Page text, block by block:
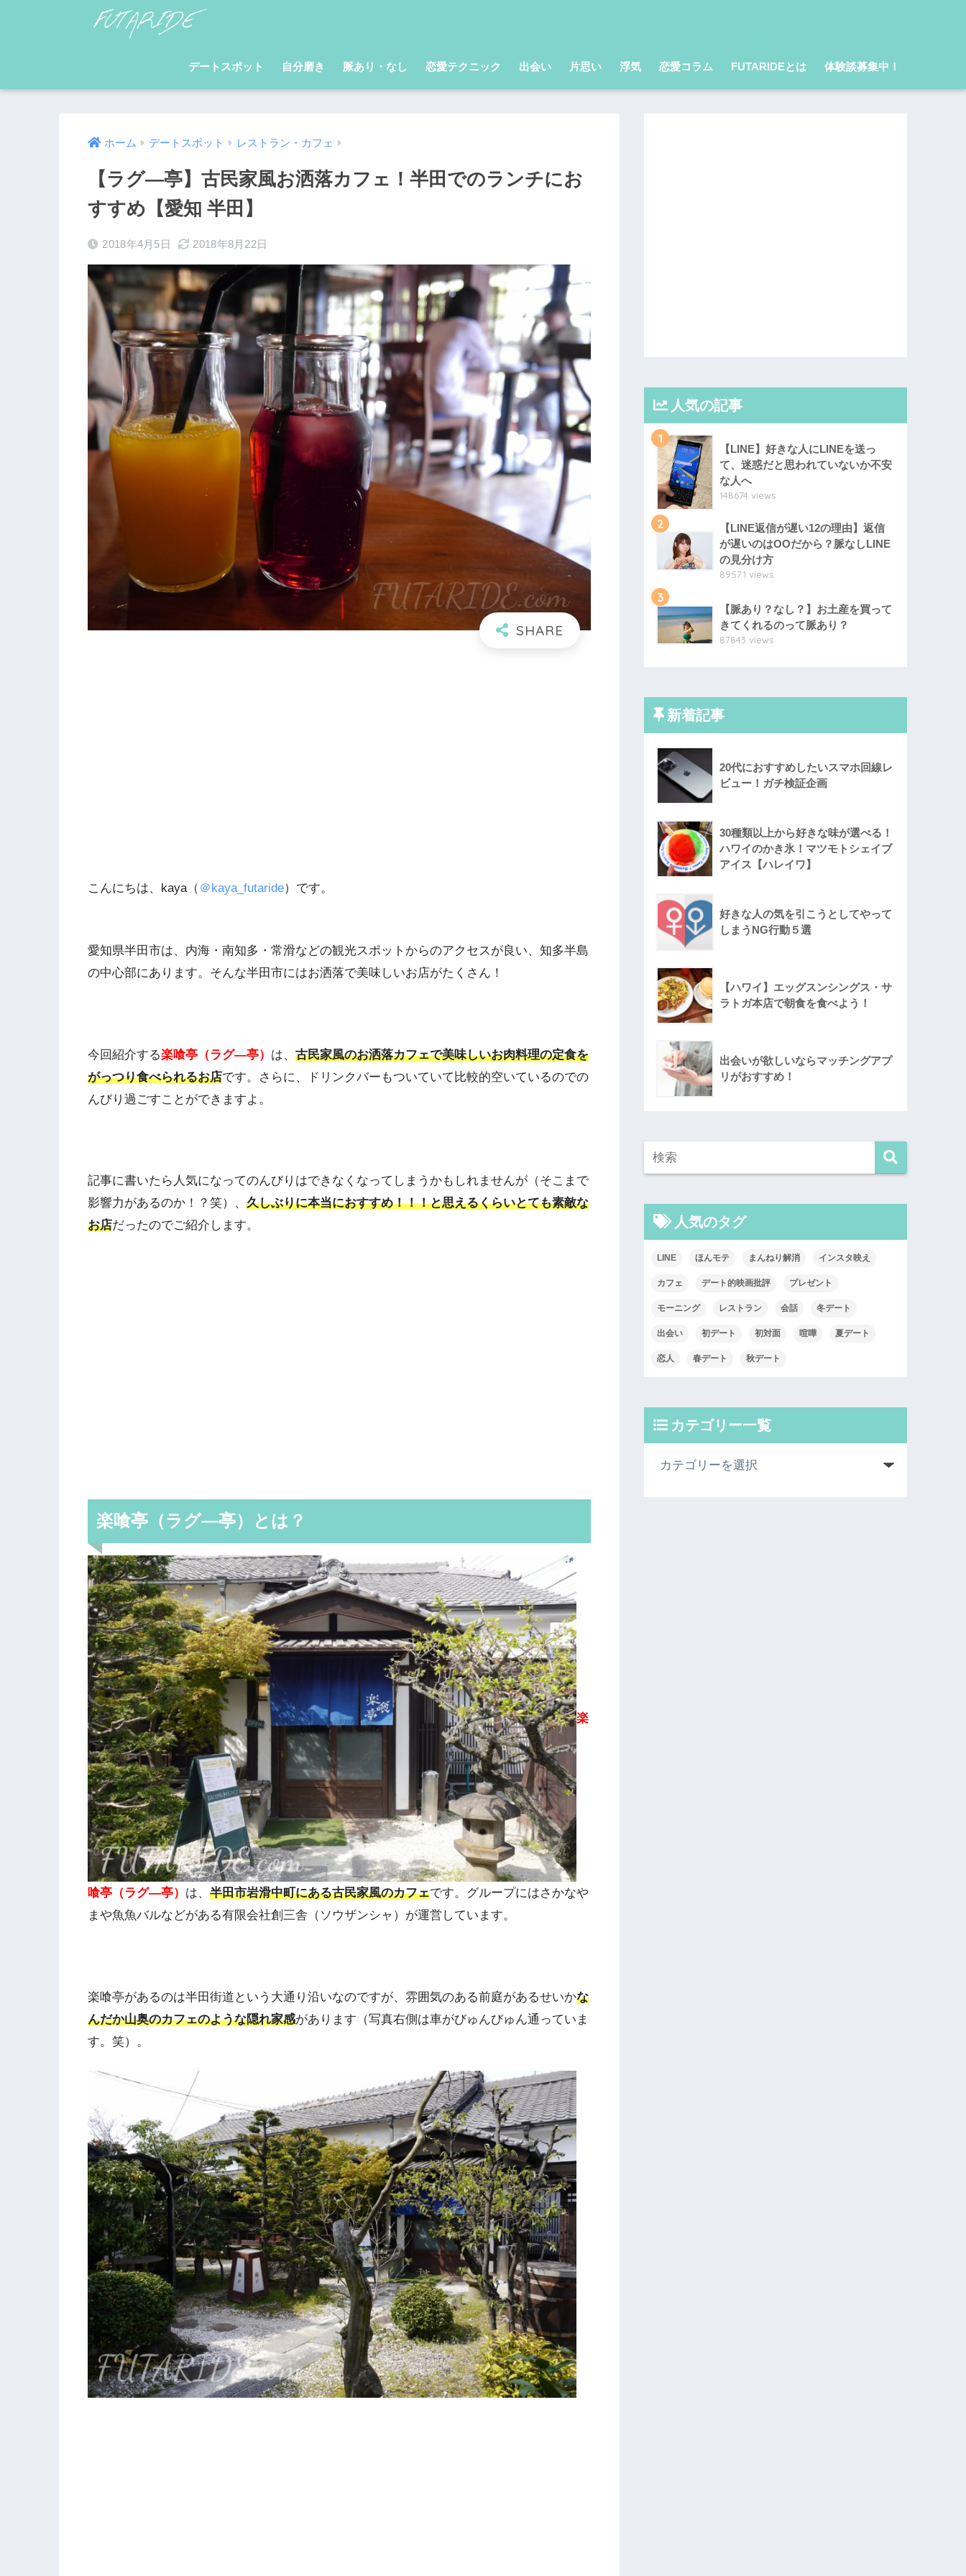
デートスポット 自分磨き 脈あり・なし 恋愛テクニック 出会い 片思い 浮気 恋愛コラム FUTARIDEとは 体験談募集中！
ホーム デートスポット レストラン・カフェ
【ラグ―亭】古民家風お洒落カフェ！半田でのランチにお
すすめ【愛知 半田】
2018年4月5日 2018年8月22日
こんにちは、kaya（ ＠kaya_futaride）です。
愛知県半田市は、内海・南知多・常滑などの観光スポットからのアクセスが良い、知多半島
の中心部にあります。そんな半田市にはお洒落で美味しいお店がたくさん！
今回紹介する楽喰亭（ラグ―亭） は、 古民家風のお洒落カフェで美味しいお肉料理の定食を
がっつり食べられるお店です。さらに、ドリンクバーもついていて比較的空いているのでの
んびり過ごすことができますよ。
記事に書いたら人気になってのんびりはできなくなってしまうかもしれませんが（そこまで
影響力があるのか！？笑）、 久しぶりに本当におすすめ！！！と思えるくらいとても素敵な
お店だったのでご紹介します。
楽喰亭（ラグ―亭）とは？
楽
喰亭（ラグ―亭） は、 半田市岩滑中町にある古民家風のカフェです。グループにはさかなや
まや魚魚バルなどがある有限会社創三舎（ソウザンシャ）が運営しています。
楽喰亭があるのは半田街道という大通り沿いなのですが、雰囲気のある前庭があるせいかな
んだか山奥のカフェのような隠れ家感があります（写真右側は車がびゅんびゅん通っていま
す。笑）。
人気の記事
1
【LINE】好きな人にLINEを送っ
て、迷惑だと思われていないか不安
な人へ
148674 views
2
【LINE返信が遅い12の理由】返信
が遅いのはOOだから？脈なしLINE
の見分け方
89571 views
3
【脈あり？なし？】お土産を買って
きてくれるのって脈あり？
87843 views
新着記事
20代におすすめしたいスマホ回線レ
ビュー！ガチ検証企画
30種類以上から好きな味が選べる！
ハワイのかき氷！マツモトシェイブ
アイス【ハレイワ】
好きな人の気を引こうとしてやって
しまうNG行動５選
【ハワイ】エッグスンシングス・サ
ラトガ本店で朝食を食べよう！
出会いが欲しいならマッチングアプ
リがおすすめ！
人気のタグ
LINE ほんモテ まんねり解消 インスタ映え
カフェ デート的映画批評 プレゼント
モーニング レストラン 会話 冬デート
出会い 初デート 初対面 喧嘩 夏デート
恋人 春デート 秋デート
カテゴリー一覧